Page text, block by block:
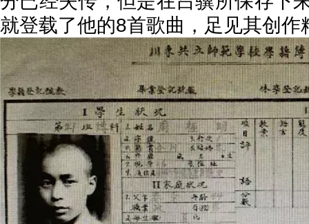
就登载了他的8首歌曲，足见其创作